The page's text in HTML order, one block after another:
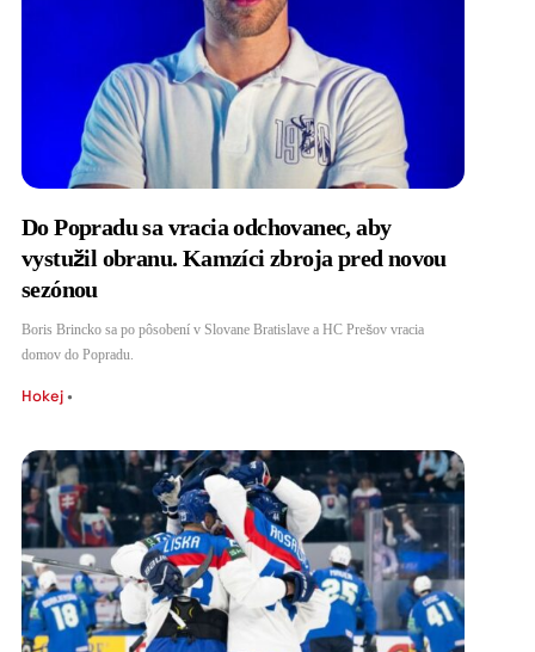
Do Popradu sa vracia odchovanec, aby
vystužil obranu. Kamzíci zbroja pred novou
sezónou
Boris Brincko sa po pôsobení v Slovane Bratislave a HC Prešov vracia
domov do Popradu.
Hokej•